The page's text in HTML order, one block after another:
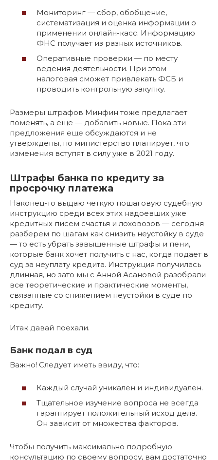
Мониторинг — сбор, обобщение,
систематизация и оценка информации о
применении онлайн-касс. Информацию
ФНС получает из разных источников.
Оперативные проверки — по месту
ведения деятельности. При этом
налоговая сможет привлекать ФСБ и
проводить контрольную закупку.
Размеры штрафов Минфин тоже предлагает
поменять, а еще — добавить новые. Пока эти
предложения еще обсуждаются и не
утверждены, но министерство планирует, что
изменения вступят в силу уже в 2021 году.
Штрафы банка по кредиту за
просрочку платежа
Наконец-то выдаю четкую пошаговую судебную
инструкцию среди всех этих надоевших уже
кредитных писем счастья и лоховозов — сегодня
разберем по шагам как снизить неустойку в суде
— то есть убрать завышенные штрафы и пени,
которые банк хочет получить с нас, когда подает в
суд за неуплату кредита. Инструкция получилась
длинная, но зато мы с Анной Асановой разобрали
все теоретические и практические моменты,
связанные со снижением неустойки в суде по
кредиту.
Итак давай поехали.
Банк подал в суд
Важно! Следует иметь ввиду, что:
Каждый случай уникален и индивидуален.
Тщательное изучение вопроса не всегда
гарантирует положительный исход дела.
Он зависит от множества факторов.
Чтобы получить максимально подробную
консультацию по своему вопросу, вам достаточно